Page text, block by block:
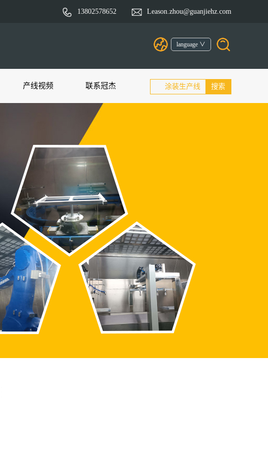
13802578652 Leason.zhou@guanjiehz.com
language ∨
产线视频 联系冠杰